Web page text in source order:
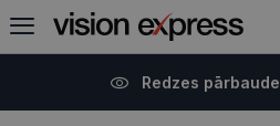
Redzes pārbaude